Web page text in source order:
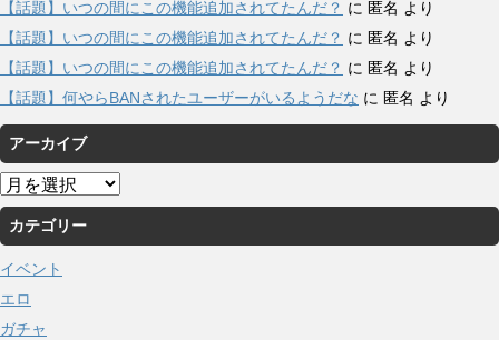
【話題】いつの間にこの機能追加されてたんだ？ に 匿名 より
【話題】いつの間にこの機能追加されてたんだ？ に 匿名 より
【話題】いつの間にこの機能追加されてたんだ？ に 匿名 より
【話題】何やらBANされたユーザーがいるようだな に 匿名 より
アーカイブ
ア
ー
カ
イ
ブ
カテゴリー
イベント
エロ
ガチャ